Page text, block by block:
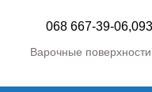
068 667-39-06,
Варочные поверхности
Холодильники и